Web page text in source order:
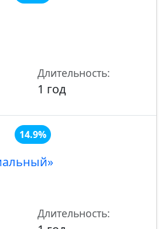
Длительность:
1 год
14.9%
Длительность: